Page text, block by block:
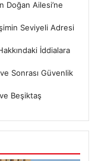
Doğan Ailesi’ne
Seviyeli Adresi
İddialara
Sonrası Güvenlik
Beşiktaş